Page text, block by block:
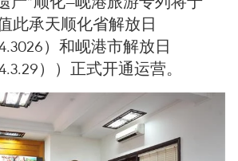
此承天顺化省解放日
）和岘港市解放日
））正式开通运营。